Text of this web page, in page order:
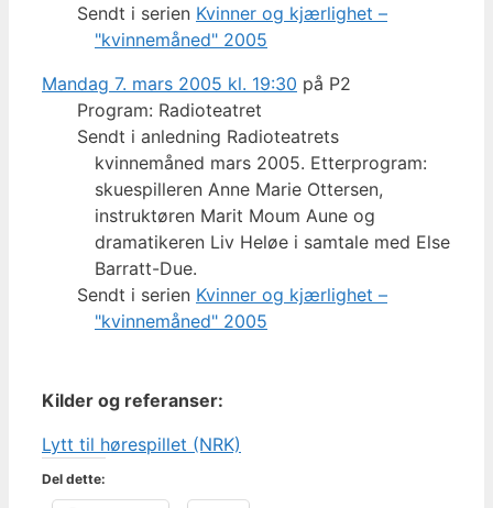
Sendt i serien Kvinner og kjærlighet –
"kvinnemåned" 2005
Mandag 7. mars 2005 kl. 19:30 på P2
Program: Radioteatret
Sendt i anledning Radioteatrets
kvinnemåned mars 2005. Etterprogram:
skuespilleren Anne Marie Ottersen,
instruktøren Marit Moum Aune og
dramatikeren Liv Heløe i samtale med Else
Barratt-Due.
Sendt i serien Kvinner og kjærlighet –
"kvinnemåned" 2005
Kilder og referanser:
Lytt til hørespillet (NRK)
Del dette: